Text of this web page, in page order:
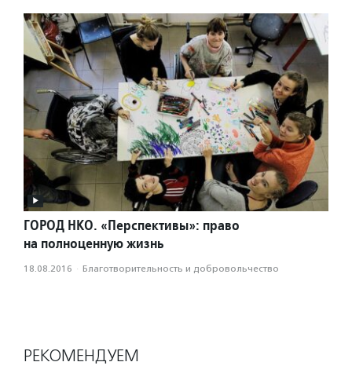
ГОРОД НКО. «Перспективы»: право
на полноценную жизнь
18.08.2016 · Благотвори­тель­ность и доброволь­чест­во
РЕКОМЕНДУЕМ